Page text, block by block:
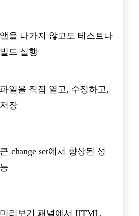
앱을 나가지 않고도 테스트나
빌드 실행
파일을 직접 열고, 수정하고,
저장
큰 change set에서 향상된 성
능
미리보기 패널에서 HTML,